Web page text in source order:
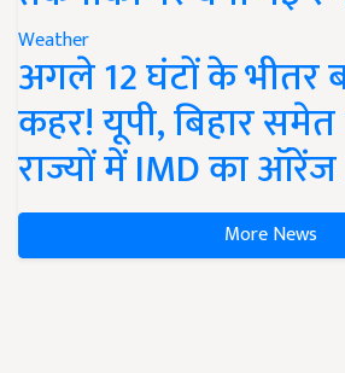
Weather
अगले 12 घंटों के भीतर
कहर! यूपी, बिहार समेत
राज्यों में IMD का
More News